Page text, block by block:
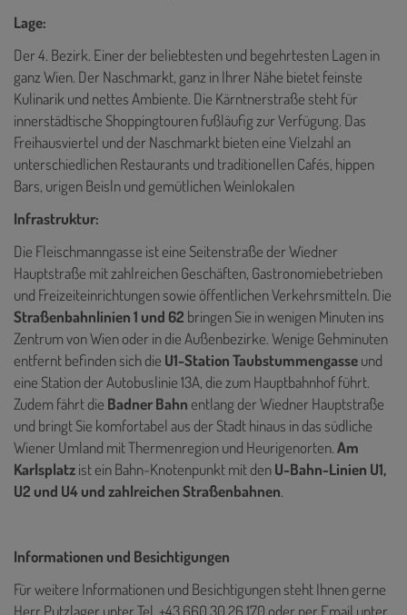
Lage:
Der 4. Bezirk. Einer der beliebtesten und begehrtesten Lagen in
ganz Wien. Der Naschmarkt, ganz in Ihrer Nähe bietet feinste
Kulinarik und nettes Ambiente. Die Kärntnerstraße steht für
innerstädtische Shoppingtouren fußläufig zur Verfügung. Das
Freihausviertel und der Naschmarkt bieten eine Vielzahl an
unterschiedlichen Restaurants und traditionellen Cafés, hippen
Bars, urigen Beisln und gemütlichen Weinlokalen
Infrastruktur:
Die Fleischmanngasse ist eine Seitenstraße der Wiedner
Hauptstraße mit zahlreichen Geschäften, Gastronomiebetrieben
und Freizeiteinrichtungen sowie öffentlichen Verkehrsmitteln. Die
Straßenbahnlinien 1 und 62 bringen Sie in wenigen Minuten ins
Zentrum von Wien oder in die Außenbezirke. Wenige Gehminuten
entfernt befinden sich die U1-Station Taubstummengasseund
eine Station der Autobuslinie 13A, die zum Hauptbahnhof führt.
Zudem fährt die Badner Bahn entlang der Wiedner Hauptstraße
und bringt Sie komfortabel aus der Stadt hinaus in das südliche
Wiener Umland mit Thermenregion und Heurigenorten.Am
Karlsplatzist ein Bahn-Knotenpunkt mit denU-Bahn-Linien U1,
U2 und U4 und zahlreichen Straßenbahnen.
Informationen und Besichtigungen
Für weitere Informationen und Besichtigungen steht Ihnen gerne
Herr Putzlager unter Tel. +43 660 30 26 170 oder per Email unter